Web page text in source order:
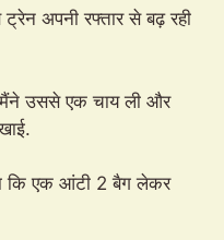
अपनी रफ्तार से बढ़ रही
मैंने उससे एक चाय ली और
कि एक आंटी 2 बैग लेकर